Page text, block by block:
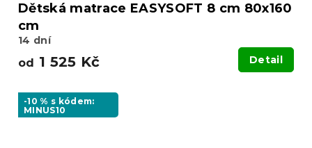
Dětská matrace EASYSOFT 8 cm 80x160
cm
14 dní
od 1 525 Kč Detail
-10 % s kódem:
MINUS10